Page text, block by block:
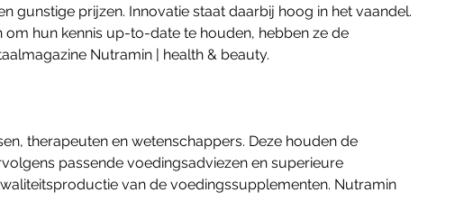
gunstige prijzen. Innovatie staat daarbij hoog in het vaandel.
hun kennis up-to-date te houden, hebben ze de
Nutramin | health & beauty.
therapeuten en wetenschappers. Deze houden de
passende voedingsadviezen en superieure
van de voedingssupplementen. Nutramin